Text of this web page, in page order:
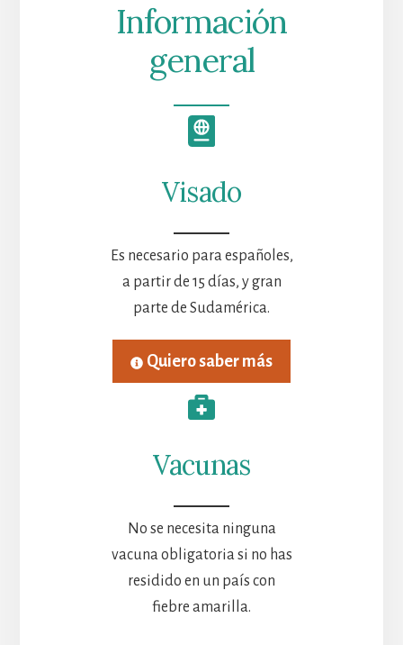
Información
general
Visado
Es necesario para españoles,
a partir de 15 días, y gran
parte de Sudamérica.
Quiero saber más
Vacunas
No se necesita ninguna
vacuna obligatoria si no has
residido en un país con
fiebre amarilla.